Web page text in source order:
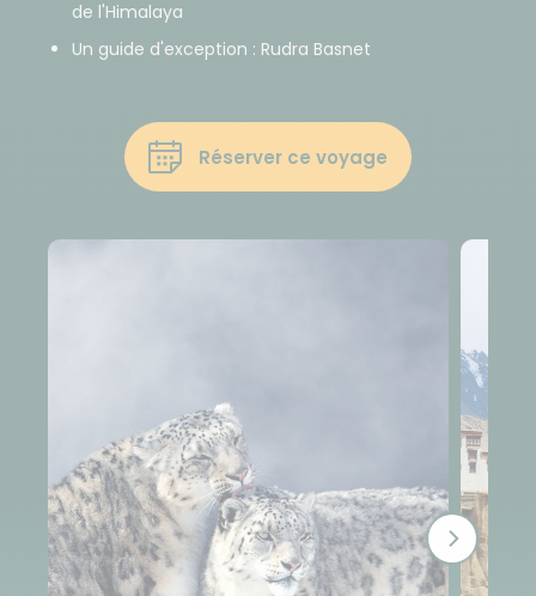
de l'Himalaya
Un guide d'exception : Rudra Basnet
Réserver ce voyage